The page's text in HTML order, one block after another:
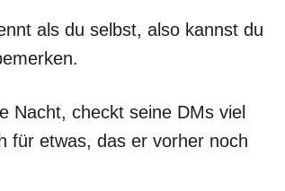
als du selbst, also kannst du
Nacht, checkt seine DMs viel
für etwas, das er vorher noch